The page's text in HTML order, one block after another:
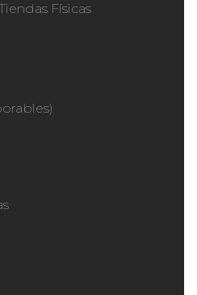
Físicas